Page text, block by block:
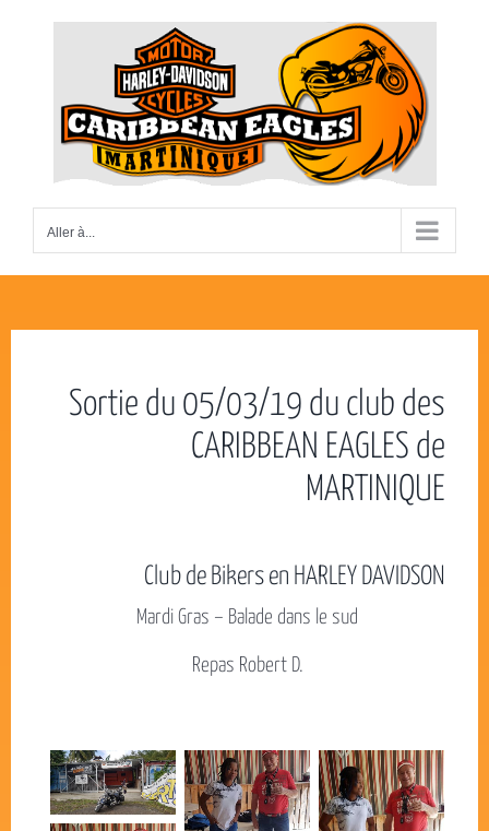
Aller à...
Sortie du 05/03/19 du club des
CARIBBEAN EAGLES de
MARTINIQUE
Club de Bikers en HARLEY DAVIDSON
Mardi Gras – Balade dans le sud
Repas Robert D.